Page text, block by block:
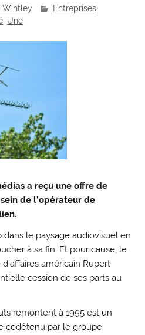
Wintley Entreprises,
, Une
a reçu une offre de
de l’opérateur de
le paysage audiovisuel en
à sa fin. Et pour cause, le
américain Rupert
cession de ses parts au
remontent à 1995 est un
codétenu par le groupe